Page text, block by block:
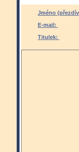
Jméno
E-mail:
Titulek: